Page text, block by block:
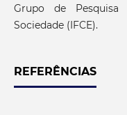
Grupo de Pesquisa
Sociedade (IFCE).
REFERÊNCIAS